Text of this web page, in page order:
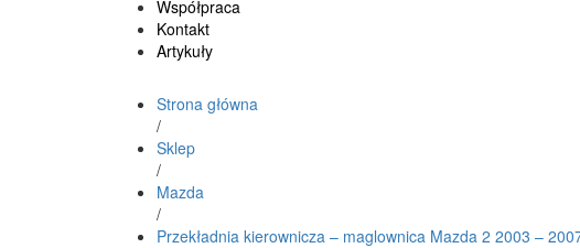
Współpraca
Kontakt
Artykuły
Strona główna
/
Sklep
/
Mazda
/
Przekładnia kierownicza – maglownica Mazda 2 2003 –